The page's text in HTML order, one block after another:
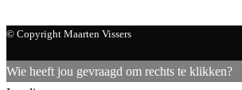
© Copyright Maarten Vissers
Wie heeft jou gevraagd om rechts te klikken?